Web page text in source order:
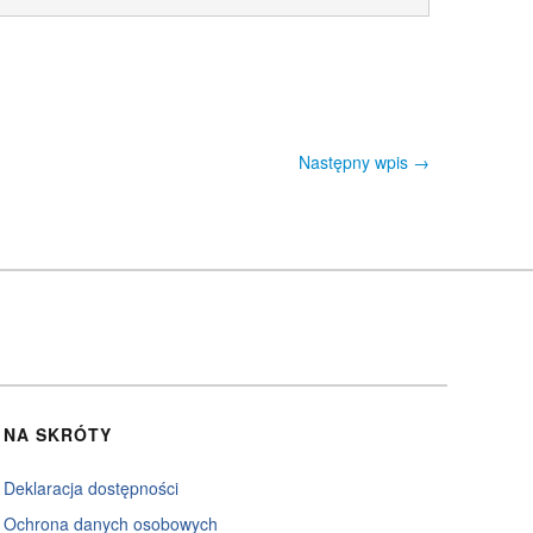
Następny wpis →
NA SKRÓTY
Deklaracja dostępności
Ochrona danych osobowych